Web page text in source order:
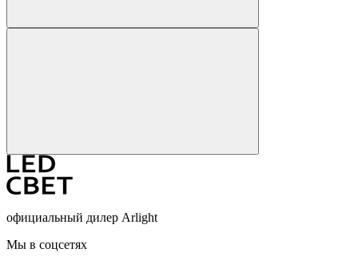
официальный дилер Arlight
Мы в соцсетях